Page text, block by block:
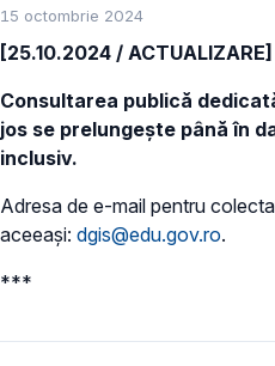
15 octombrie 2024
[25.10.2024 / ACTUALIZARE]
Consultarea publică
jos se prelungește până în
inclusiv.
Adresa de e-mail pentru
aceeași: dgis@edu.gov.ro.
***